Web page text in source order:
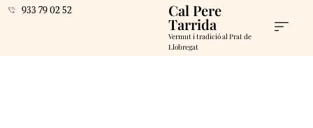
933 79 02 52 Cal Pere
Tarrida
Vermut i tradició al Prat de
Llobregat